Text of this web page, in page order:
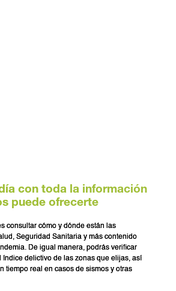
con toda la información
puede ofrecerte
consultar cómo y dónde están las
Seguridad Sanitaria y más contenido
De igual manera, podrás verificar
índice delictivo de las zonas que elijas, así
tiempo real en casos de sismos y otras